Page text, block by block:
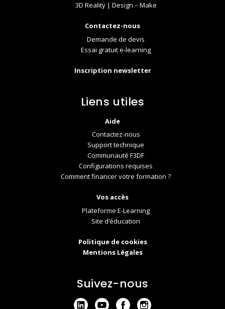
3D Reality | Design – Make
Contactez-nous
Demande de devis
Essai gratuit e-learning
Inscription newsletter
Liens utiles
Aide
Contactez-nous
Support technique
Communauté F3DF
Configurations requises
Comment financer votre formation ?
Vos accès
Plateforme E-Learning
Site d’éducation
Politique de cookies
Mentions Légales
Suivez-nous